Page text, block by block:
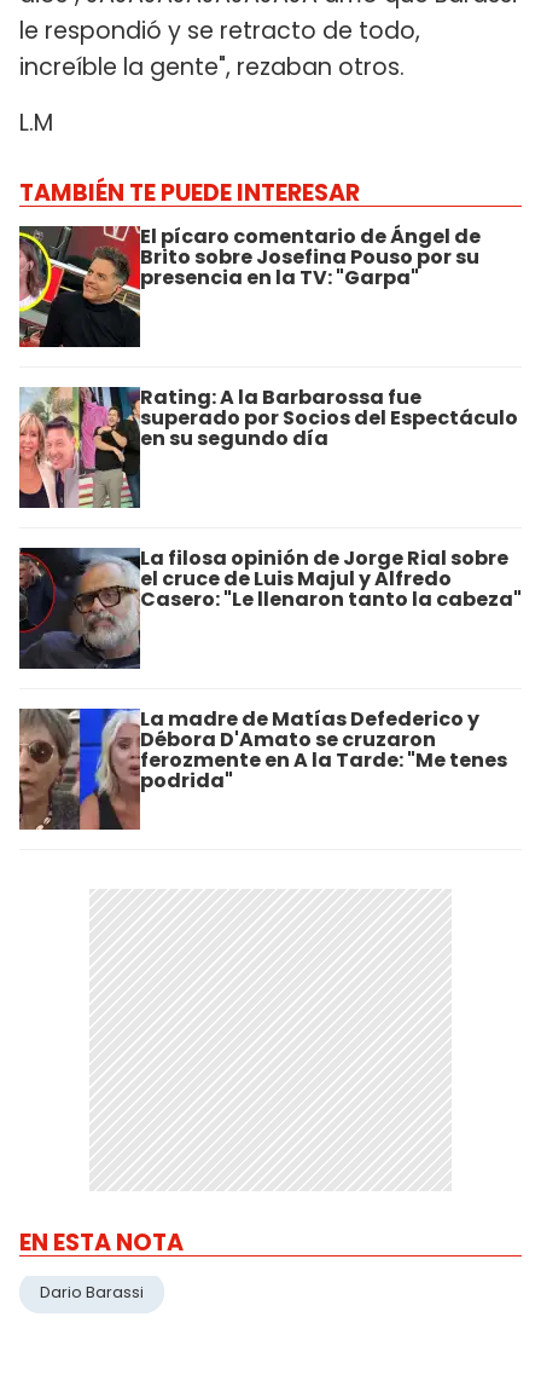
le respondió y se retracto de todo,
increíble la gente", rezaban otros.
L.M
TAMBIÉN TE PUEDE INTERESAR
El pícaro comentario de Ángel de
Brito sobre Josefina Pouso por su
presencia en la TV: "Garpa"
Rating: A la Barbarossa fue
superado por Socios del Espectáculo
en su segundo día
La filosa opinión de Jorge Rial sobre
el cruce de Luis Majul y Alfredo
Casero: "Le llenaron tanto la cabeza"
La madre de Matías Defederico y
Débora D'Amato se cruzaron
ferozmente en A la Tarde: "Me tenes
podrida"
EN ESTA NOTA
Dario Barassi